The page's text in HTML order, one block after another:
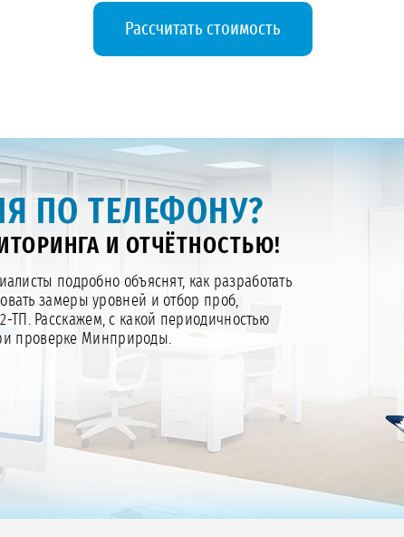
Рассчитать стоимость
ПО ТЕЛЕФОНУ?
И ОТЧЁТНОСТЬЮ!
подробно объяснят, как разработать
замеры уровней и отбор проб,
ТП. Расскажем, с какой периодичностью
проверке Минприроды.